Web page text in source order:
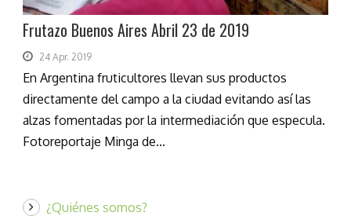
Frutazo Buenos Aires Abril 23 de 2019
24 Apr. 2019
En Argentina fruticultores llevan sus productos
directamente del campo a la ciudad evitando así las
alzas fomentadas por la intermediación que especula.
Fotoreportaje Minga de...
¿Quiénes somos?